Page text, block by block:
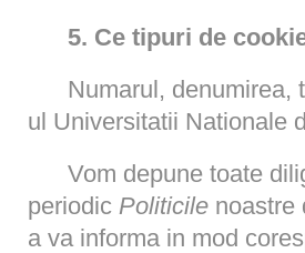
5. Ce tipuri de
Numarul, denumirea,
ul Universitatii Nationale
Vom depune toate
periodic Politicile noastre
a va informa in mod